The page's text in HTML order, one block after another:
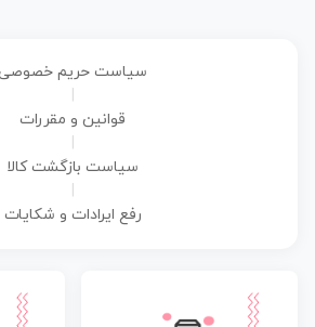
سیاست حریم خصوصی
قوانین و مقررات
سیاست بازگشت کالا
رفع ایرادات و شکایات